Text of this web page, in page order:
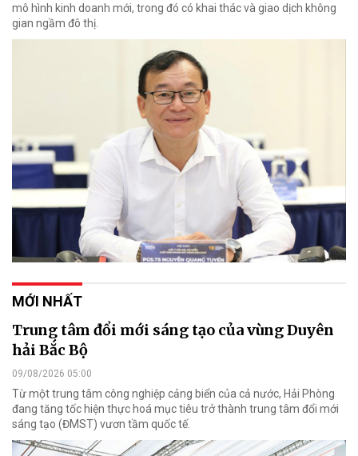
mô hình kinh doanh mới, trong đó có khai thác và giao dịch không
gian ngầm đô thị.
MỚI NHẤT
Trung tâm đổi mới sáng tạo của vùng Duyên
hải Bắc Bộ
09/08/2026 05:00
Từ một trung tâm công nghiệp cảng biển của cả nước, Hải Phòng
đang tăng tốc hiện thực hoá mục tiêu trở thành trung tâm đổi mới
sáng tạo (ĐMST) vươn tầm quốc tế.